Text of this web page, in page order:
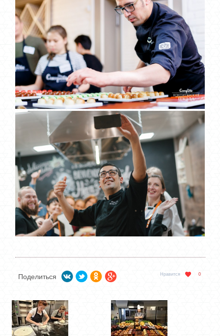
Поделиться Нравится 0